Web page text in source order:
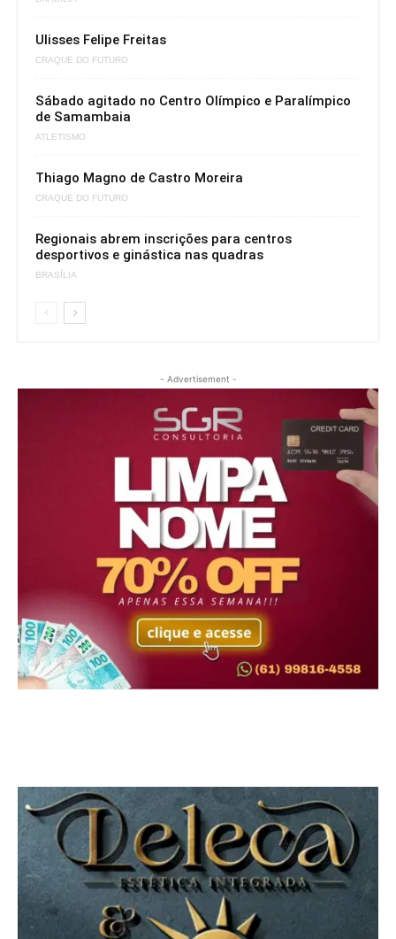
Ulisses Felipe Freitas
CRAQUE DO FUTURO
Sábado agitado no Centro Olímpico e Paralímpico
de Samambaia
ATLETISMO
Thiago Magno de Castro Moreira
CRAQUE DO FUTURO
Regionais abrem inscrições para centros
desportivos e ginástica nas quadras
BRASÍLIA
- Advertisement -